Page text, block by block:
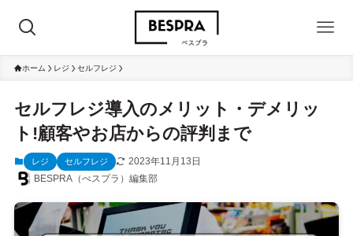
ホーム レジ セルフレジ
セルフレジ導入のメリット・デメリッ
ト!顧客やお店からの評判まで
レジ セルフレジ
2023年11月13日
BESPRA（べスプラ）編集部